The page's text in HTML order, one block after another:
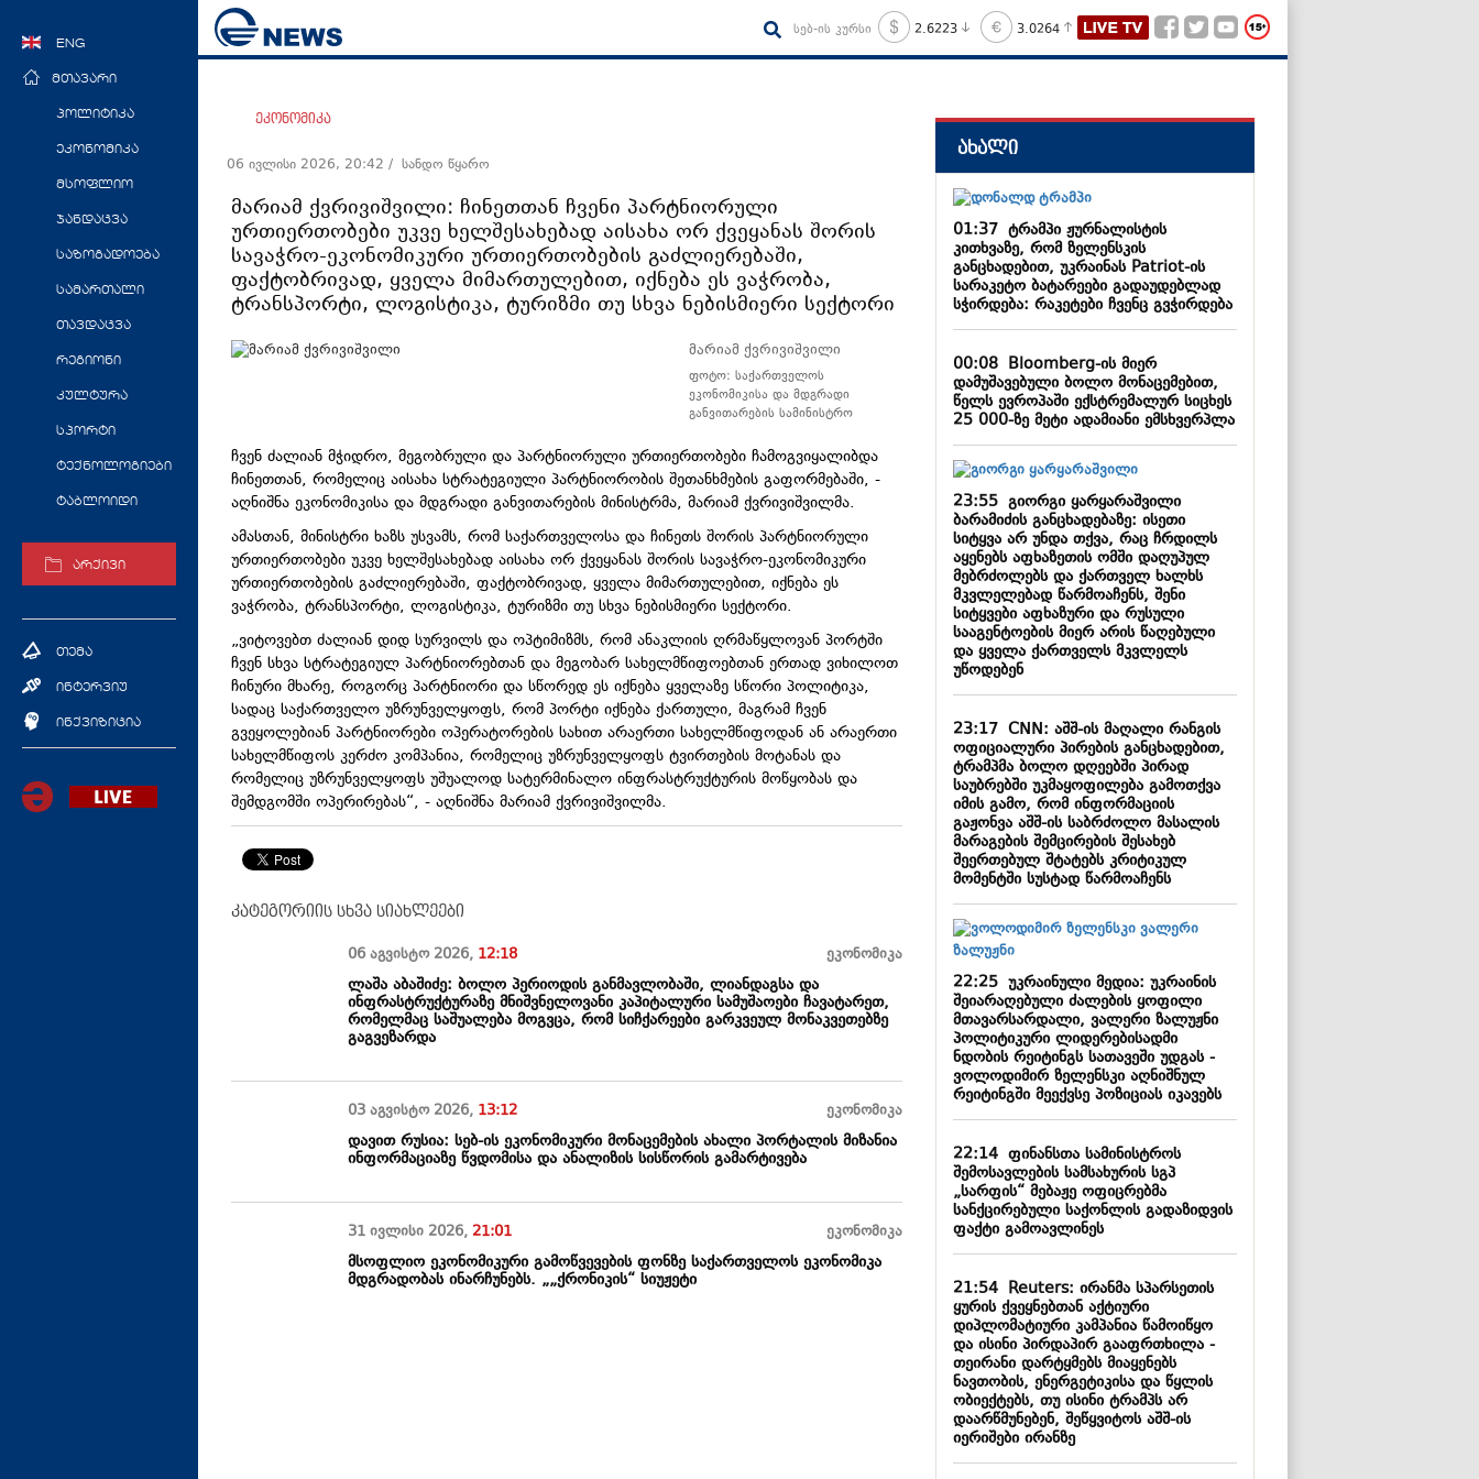
ENG
მთავარი
პოლიტიკა
ეკონომიკა
მსოფლიო
ჯანდაცვა
საზოგადოება
სამართალი
თავდაცვა
რეგიონი
კულტურა
სპორტი
ტექნოლოგიები
ტაბლოიდი
არქივი
თემა
ინტერვიუ
ინქვიზიცია
სებ-ის კურსი 2.6223 3.0264
ეკონომიკა
06 ივლისი 2026, 20:42 / სანდო წყარო
მარიამ ქვრივიშვილი: ჩინეთთან ჩვენი პარტნიორული
ურთიერთობები უკვე ხელშესახებად აისახა ორ ქვეყანას შორის
სავაჭრო-ეკონომიკური ურთიერთობების გაძლიერებაში,
ფაქტობრივად, ყველა მიმართულებით, იქნება ეს ვაჭრობა,
ტრანსპორტი, ლოგისტიკა, ტურიზმი თუ სხვა ნებისმიერი სექტორი
მარიამ ქვრივიშვილი
ფოტო: საქართველოს
ეკონომიკისა და მდგრადი
განვითარების სამინისტრო
ჩვენ ძალიან მჭიდრო, მეგობრული და პარტნიორული ურთიერთობები ჩამოგვიყალიბდა
ჩინეთთან, რომელიც აისახა სტრატეგიული პარტნიორობის შეთანხმების გაფორმებაში, -
აღნიშნა ეკონომიკისა და მდგრადი განვითარების მინისტრმა, მარიამ ქვრივიშვილმა.
ამასთან, მინისტრი ხაზს უსვამს, რომ საქართველოსა და ჩინეთს შორის პარტნიორული
ურთიერთობები უკვე ხელშესახებად აისახა ორ ქვეყანას შორის სავაჭრო-ეკონომიკური
ურთიერთობების გაძლიერებაში, ფაქტობრივად, ყველა მიმართულებით, იქნება ეს
ვაჭრობა, ტრანსპორტი, ლოგისტიკა, ტურიზმი თუ სხვა ნებისმიერი სექტორი.
„ვიტოვებთ ძალიან დიდ სურვილს და ოპტიმიზმს, რომ ანაკლიის ღრმაწყლოვან პორტში
ჩვენ სხვა სტრატეგიულ პარტნიორებთან და მეგობარ სახელმწიფოებთან ერთად ვიხილოთ
ჩინური მხარე, როგორც პარტნიორი და სწორედ ეს იქნება ყველაზე სწორი პოლიტიკა,
სადაც საქართველო უზრუნველყოფს, რომ პორტი იქნება ქართული, მაგრამ ჩვენ
გვეყოლებიან პარტნიორები ოპერატორების სახით არაერთი სახელმწიფოდან ან არაერთი
სახელმწიფოს კერძო კომპანია, რომელიც უზრუნველყოფს ტვირთების მოტანას და
რომელიც უზრუნველყოფს უშუალოდ სატერმინალო ინფრასტრუქტურის მოწყობას და
შემდგომში ოპერირებას“, - აღნიშნა მარიამ ქვრივიშვილმა.
კატეგორიის სხვა სიახლეები
06 აგვისტო 2026, 12:18 ეკონომიკა
ლაშა აბაშიძე: ბოლო პერიოდის განმავლობაში, ლიანდაგსა და
ინფრასტრუქტურაზე მნიშვნელოვანი კაპიტალური სამუშაოები ჩავატარეთ,
რომელმაც საშუალება მოგვცა, რომ სიჩქარეები გარკვეულ მონაკვეთებზე
გაგვეზარდა
03 აგვისტო 2026, 13:12 ეკონომიკა
დავით რუსია: სებ-ის ეკონომიკური მონაცემების ახალი პორტალის მიზანია
ინფორმაციაზე წვდომისა და ანალიზის სისწორის გამარტივება
31 ივლისი 2026, 21:01 ეკონომიკა
მსოფლიო ეკონომიკური გამოწვევების ფონზე საქართველოს ეკონომიკა
მდგრადობას ინარჩუნებს. „„ქრონიკის“ სიუჟეტი
ახალი
01:37ტრამპი ჟურნალისტის
კითხვაზე, რომ ზელენსკის
განცხადებით, უკრაინას Patriot-ის
სარაკეტო ბატარეები გადაუდებლად
სჭირდება: რაკეტები ჩვენც გვჭირდება
00:08Bloomberg-ის მიერ
დამუშავებული ბოლო მონაცემებით,
წელს ევროპაში ექსტრემალურ სიცხეს
25 000-ზე მეტი ადამიანი ემსხვერპლა
23:55გიორგი ყარყარაშვილი
ბარამიძის განცხადებაზე: ისეთი
სიტყვა არ უნდა თქვა, რაც ჩრდილს
აყენებს აფხაზეთის ომში დაღუპულ
მებრძოლებს და ქართველ ხალხს
მკვლელებად წარმოაჩენს, შენი
სიტყვები აფხაზური და რუსული
სააგენტოების მიერ არის წაღებული
და ყველა ქართველს მკვლელს
უწოდებენ
23:17CNN: აშშ-ის მაღალი რანგის
ოფიციალური პირების განცხადებით,
ტრამპმა ბოლო დღეებში პირად
საუბრებში უკმაყოფილება გამოთქვა
იმის გამო, რომ ინფორმაციის
გაჟონვა აშშ-ის საბრძოლო მასალის
მარაგების შემცირების შესახებ
შეერთებულ შტატებს კრიტიკულ
მომენტში სუსტად წარმოაჩენს
22:25უკრაინული მედია: უკრაინის
შეიარაღებული ძალების ყოფილი
მთავარსარდალი, ვალერი ზალუჟნი
პოლიტიკური ლიდერებისადმი
ნდობის რეიტინგს სათავეში უდგას -
ვოლოდიმირ ზელენსკი აღნიშნულ
რეიტინგში მეექვსე პოზიციას იკავებს
22:14ფინანსთა სამინისტროს
შემოსავლების სამსახურის სგპ
„სარფის“ მებაჟე ოფიცრებმა
სანქცირებული საქონლის გადაზიდვის
ფაქტი გამოავლინეს
21:54Reuters: ირანმა სპარსეთის
ყურის ქვეყნებთან აქტიური
დიპლომატიური კამპანია წამოიწყო
და ისინი პირდაპირ გააფრთხილა -
თეირანი დარტყმებს მიაყენებს
ნავთობის, ენერგეტიკისა და წყლის
ობიექტებს, თუ ისინი ტრამპს არ
დაარწმუნებენ, შეწყვიტოს აშშ-ის
იერიშები ირანზე